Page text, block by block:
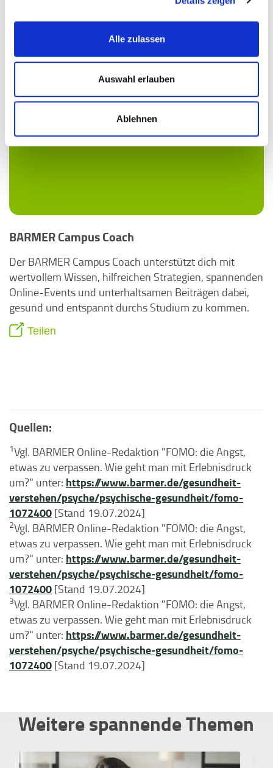
Alle zulassen
Auswahl erlauben
Ablehnen
BARMER Campus Coach
Der BARMER Campus Coach unterstützt dich mit
wertvollem Wissen, hilfreichen Strategien, spannenden
Online-Events und unterhaltsamen Beiträgen dabei,
gesund und entspannt durchs Studium zu kommen.
Teilen
Quellen:
1Vgl. BARMER Online-Redaktion "FOMO: die Angst,
etwas zu verpassen. Wie geht man mit Erlebnisdruck
um?" unter: https://www.barmer.de/gesundheit-
verstehen/psyche/psychische-gesundheit/fomo-
1072400 [Stand 19.07.2024]
2Vgl. BARMER Online-Redaktion "FOMO: die Angst,
etwas zu verpassen. Wie geht man mit Erlebnisdruck
um?" unter: https://www.barmer.de/gesundheit-
verstehen/psyche/psychische-gesundheit/fomo-
1072400 [Stand 19.07.2024]
3Vgl. BARMER Online-Redaktion "FOMO: die Angst,
etwas zu verpassen. Wie geht man mit Erlebnisdruck
um?" unter: https://www.barmer.de/gesundheit-
verstehen/psyche/psychische-gesundheit/fomo-
1072400 [Stand 19.07.2024]
Weitere spannende Themen